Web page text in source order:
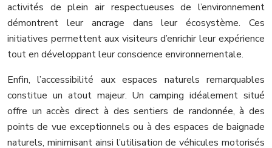
activités de plein air respectueuses de l’environnement
démontrent leur ancrage dans leur écosystème. Ces
initiatives permettent aux visiteurs d’enrichir leur expérience
tout en développant leur conscience environnementale.
Enfin, l’accessibilité aux espaces naturels remarquables
constitue un atout majeur. Un camping idéalement situé
offre un accès direct à des sentiers de randonnée, à des
points de vue exceptionnels ou à des espaces de baignade
naturels, minimisant ainsi l’utilisation de véhicules motorisés